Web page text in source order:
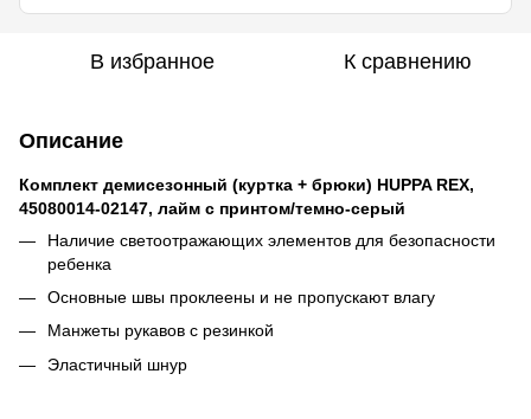
В избранное К сравнению
Описание
Комплект демисезонный (куртка + брюки) HUPPA REX,
45080014-02147, лайм с принтом/темно-серый
Наличие светоотражающих элементов для безопасности
ребенка
Основные швы проклеены и не пропускают влагу
Манжеты рукавов с резинкой
Эластичный шнур